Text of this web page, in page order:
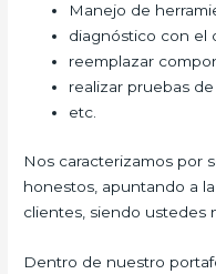
Manejo de
diagnóstico con el
reemplazar
realizar pruebas
etc.
Nos caracterizamos por
honestos, apuntando a
clientes, siendo ustedes
Dentro de nuestro